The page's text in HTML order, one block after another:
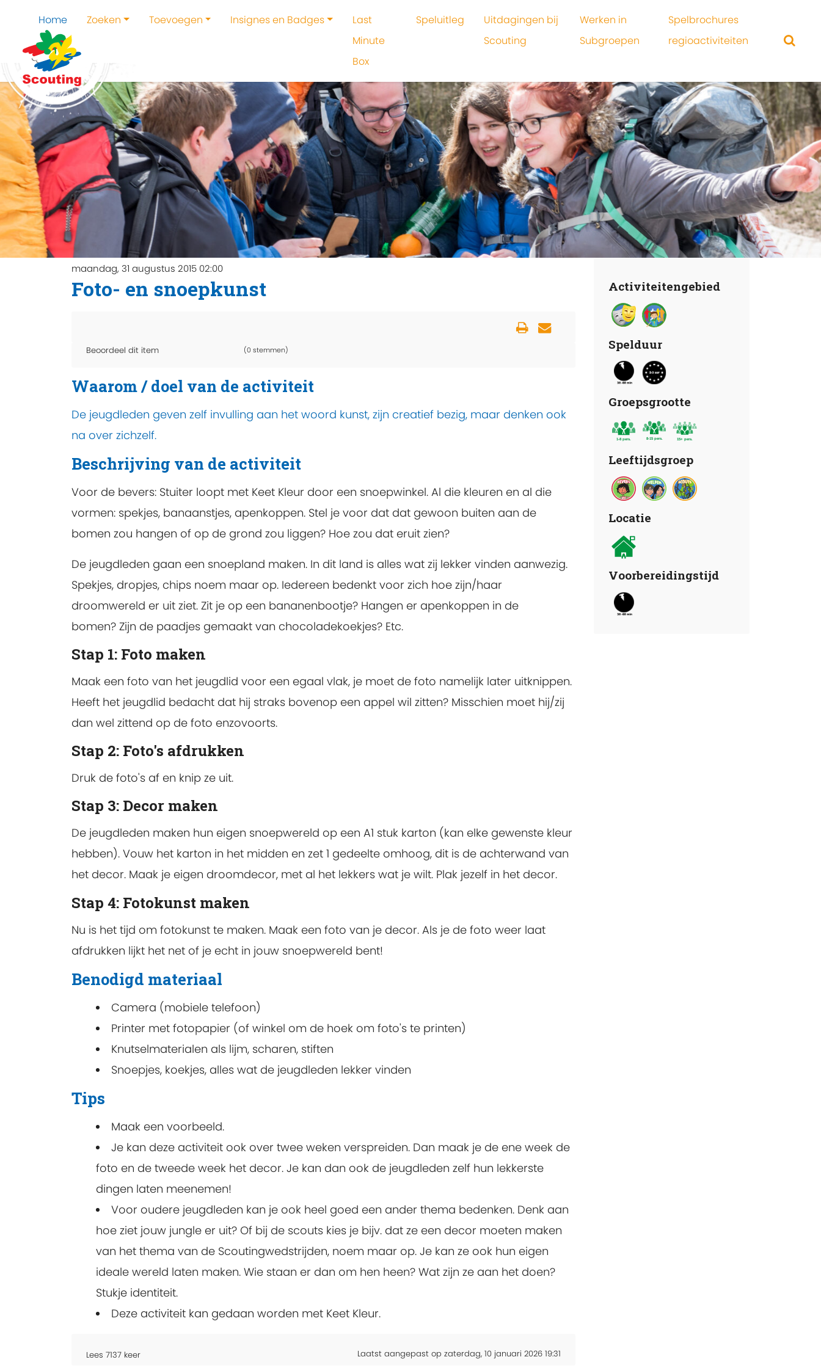
Home Zoeken Toevoegen Insignes en Badges
Last
Minute
Box
Speluitleg
Uitdagingen bij
Scouting
Werken in
Subgroepen
Spelbrochures
regioactiviteiten
maandag, 31 augustus 2015 02:00
Foto- en snoepkunst
Beoordeel dit item (0 stemmen)
Waarom / doel van de activiteit
De jeugdleden geven zelf invulling aan het woord kunst, zijn creatief bezig, maar denken ook
na over zichzelf.
Beschrijving van de activiteit
Voor de bevers: Stuiter loopt met Keet Kleur door een snoepwinkel. Al die kleuren en al die
vormen: spekjes, banaanstjes, apenkoppen. Stel je voor dat dat gewoon buiten aan de
bomen zou hangen of op de grond zou liggen? Hoe zou dat eruit zien?
De jeugdleden gaan een snoepland maken. In dit land is alles wat zij lekker vinden aanwezig.
Spekjes, dropjes, chips noem maar op. Iedereen bedenkt voor zich hoe zijn/haar
droomwereld er uit ziet. Zit je op een bananenbootje? Hangen er apenkoppen in de
bomen? Zijn de paadjes gemaakt van chocoladekoekjes? Etc.
Stap 1: Foto maken
Maak een foto van het jeugdlid voor een egaal vlak, je moet de foto namelijk later uitknippen.
Heeft het jeugdlid bedacht dat hij straks bovenop een appel wil zitten? Misschien moet hij/zij
dan wel zittend op de foto enzovoorts.
Stap 2: Foto's afdrukken
Druk de foto's af en knip ze uit.
Stap 3: Decor maken
De jeugdleden maken hun eigen snoepwereld op een A1 stuk karton (kan elke gewenste kleur
hebben). Vouw het karton in het midden en zet 1 gedeelte omhoog, dit is de achterwand van
het decor. Maak je eigen droomdecor, met al het lekkers wat je wilt. Plak jezelf in het decor.
Stap 4: Fotokunst maken
Nu is het tijd om fotokunst te maken. Maak een foto van je decor. Als je de foto weer laat
afdrukken lijkt het net of je echt in jouw snoepwereld bent!
Benodigd materiaal
Camera (mobiele telefoon)
Printer met fotopapier (of winkel om de hoek om foto's te printen)
Knutselmaterialen als lijm, scharen, stiften
Snoepjes, koekjes, alles wat de jeugdleden lekker vinden
Tips
Maak een voorbeeld.
Je kan deze activiteit ook over twee weken verspreiden. Dan maak je de ene week de
foto en de tweede week het decor. Je kan dan ook de jeugdleden zelf hun lekkerste
dingen laten meenemen!
Voor oudere jeugdleden kan je ook heel goed een ander thema bedenken. Denk aan
hoe ziet jouw jungle er uit? Of bij de scouts kies je bijv. dat ze een decor moeten maken
van het thema van de Scoutingwedstrijden, noem maar op. Je kan ze ook hun eigen
ideale wereld laten maken. Wie staan er dan om hen heen? Wat zijn ze aan het doen?
Stukje identiteit.
Deze activiteit kan gedaan worden met Keet Kleur.
Lees 7137 keer Laatst aangepast op zaterdag, 10 januari 2026 19:31
Activiteitengebied
Spelduur
Groepsgrootte
Leeftijdsgroep
Locatie
Voorbereidingstijd